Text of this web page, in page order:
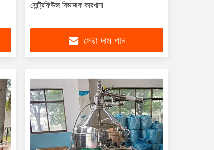
সেন্ট্রিফিউজ বিভাজক কারখানা
সেরা দাম পান